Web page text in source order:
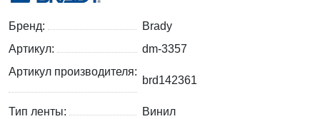
Бренд:
Brady
Артикул:
dm-3357
Артикул производителя:
brd142361
Тип ленты:
Винил